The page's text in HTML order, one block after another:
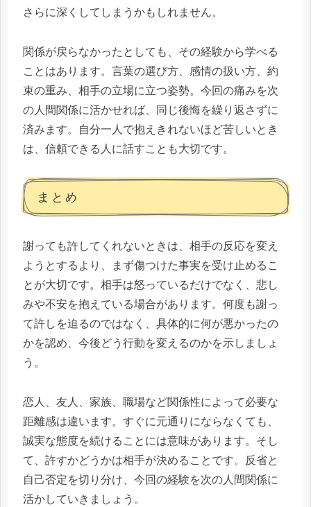
さらに深くしてしまうかもしれません。
関係が戻らなかったとしても、その経験から学べる
ことはあります。言葉の選び方、感情の扱い方、約
束の重み、相手の立場に立つ姿勢。今回の痛みを次
の人間関係に活かせれば、同じ後悔を繰り返さずに
済みます。自分一人で抱えきれないほど苦しいとき
は、信頼できる人に話すことも大切です。
まとめ
謝っても許してくれないときは、相手の反応を変え
ようとするより、まず傷つけた事実を受け止めるこ
とが大切です。相手は怒っているだけでなく、悲し
みや不安を抱えている場合があります。何度も謝っ
て許しを迫るのではなく、具体的に何が悪かったの
かを認め、今後どう行動を変えるのかを示しましょ
う。
恋人、友人、家族、職場など関係性によって必要な
距離感は違います。すぐに元通りにならなくても、
誠実な態度を続けることには意味があります。そし
て、許すかどうかは相手が決めることです。反省と
自己否定を切り分け、今回の経験を次の人間関係に
活かしていきましょう。